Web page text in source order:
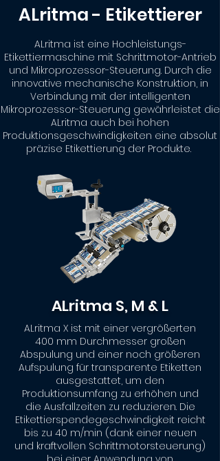
ALritma - Etikettierer
ALritma ist eine Hochleistungs-
Etikettiermaschine mit Schrittmotor-Antrieb
und Mikroprozessor-Steuerung. Durch die
innovative mechanische Konstruktion, in
Verbindung mit der intelligenten
Mikroprozessor-Steuerung gewährleistet die
ALritma auch bei hohen
Produktionsgeschwindigkeiten eine absolut
präzise Etikettierung der Produkte.
ALritma S, M & L
ALritma X ist mit einer vergrößerten
400 mm Durchmesser großen
Abspulung und einer noch größeren
Aufspulung für transparente Etiketten
ausgestattet, um den
Produktionsumfang zu erhöhen und
die Ausfallzeiten zu reduzieren. Die
Etikettierspendegeschwindigkeit reicht
bis zu 40 m/min (dank einer neuen
und kraftvollen Schrittmotorsteuerung)